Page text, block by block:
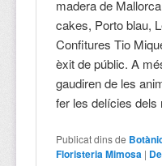
madera de
cakes, Porto blau,
Confitures Tio
èxit de públic. A
gaudiren de les
fer les delícies
Publicat dins de
Floristeria Mimosa |